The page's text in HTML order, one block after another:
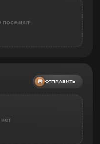
посещал!
ОТПРАВИТЬ